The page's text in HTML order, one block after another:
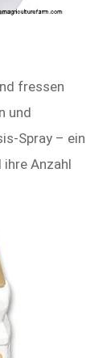
fressen
und
Spray – ein
Anzahl